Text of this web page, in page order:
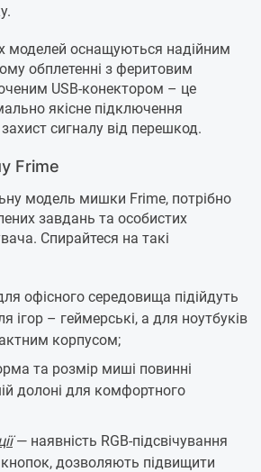
моделей оснащуються надійним
обплетенні з феритовим
USB-конектором – це
якісне підключення
сигналу від перешкод.
Frime
модель мишки Frime, потрібно
завдань та особистих
Спирайтеся на такі
офісного середовища підійдуть
ігор – геймерські, а для ноутбуків
корпусом;
та розмір миші повинні
долоні для комфортного
— наявність RGB-підсвічування
дозволяють підвищити